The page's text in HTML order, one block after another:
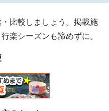
比較しましょう。掲載施
楽シーズンも諦めずに。